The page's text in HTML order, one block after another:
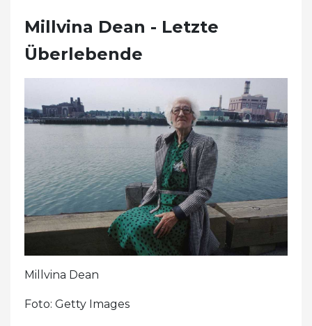
Millvina Dean - Letzte
Überlebende
Millvina Dean
Foto: Getty Images